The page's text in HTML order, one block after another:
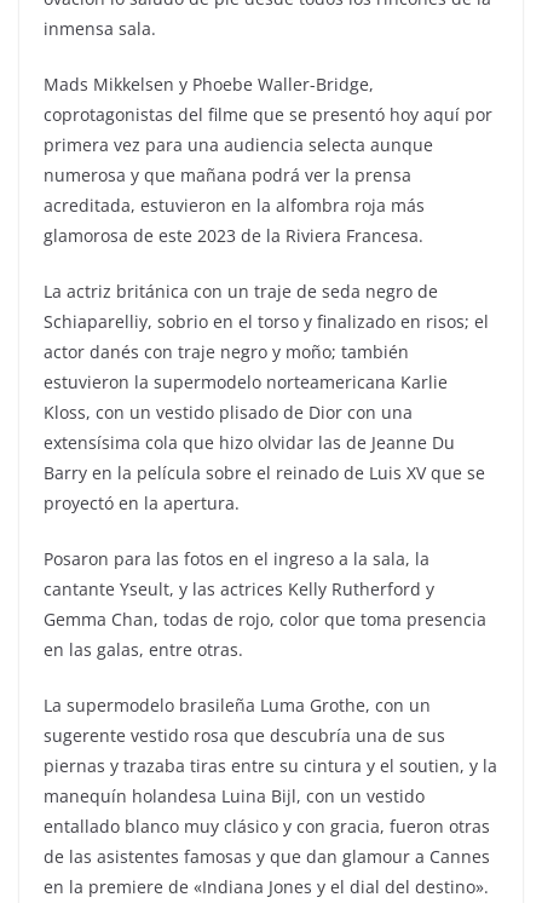
inmensa sala.
Mads Mikkelsen y Phoebe Waller-Bridge,
coprotagonistas del filme que se presentó hoy aquí por
primera vez para una audiencia selecta aunque
numerosa y que mañana podrá ver la prensa
acreditada, estuvieron en la alfombra roja más
glamorosa de este 2023 de la Riviera Francesa.
La actriz británica con un traje de seda negro de
Schiaparelliy, sobrio en el torso y finalizado en risos; el
actor danés con traje negro y moño; también
estuvieron la supermodelo norteamericana Karlie
Kloss, con un vestido plisado de Dior con una
extensísima cola que hizo olvidar las de Jeanne Du
Barry en la película sobre el reinado de Luis XV que se
proyectó en la apertura.
Posaron para las fotos en el ingreso a la sala, la
cantante Yseult, y las actrices Kelly Rutherford y
Gemma Chan, todas de rojo, color que toma presencia
en las galas, entre otras.
La supermodelo brasileña Luma Grothe, con un
sugerente vestido rosa que descubría una de sus
piernas y trazaba tiras entre su cintura y el soutien, y la
manequín holandesa Luina Bijl, con un vestido
entallado blanco muy clásico y con gracia, fueron otras
de las asistentes famosas y que dan glamour a Cannes
en la premiere de «Indiana Jones y el dial del destino».